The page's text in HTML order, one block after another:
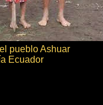
pueblo Ashuar
Ecuador